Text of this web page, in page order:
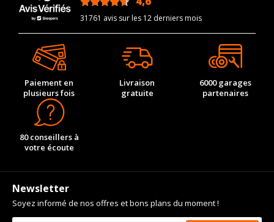
31761 avis sur les 12 derniers mois
Paiement en
plusieurs fois
Livraison
gratuite
6000 garages
partenaires
80 conseillers à
votre écoute
Newsletter
Soyez informé de nos offres et bons plans du moment !